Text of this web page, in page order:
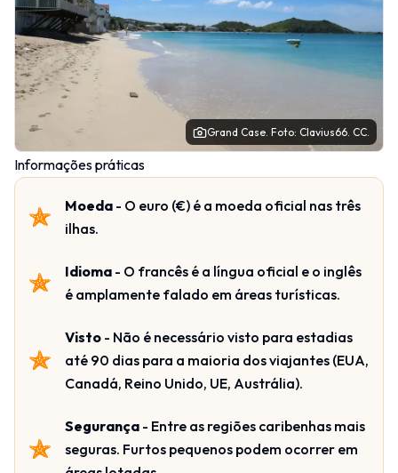
Grand Case. Foto: Clavius66. CC.
Informações práticas
Moeda - O euro (€) é a moeda oficial nas três
ilhas.
Idioma - O francês é a língua oficial e o inglês
é amplamente falado em áreas turísticas.
Visto - Não é necessário visto para estadias
até 90 dias para a maioria dos viajantes (EUA,
Canadá, Reino Unido, UE, Austrália).
Segurança - Entre as regiões caribenhas mais
seguras. Furtos pequenos podem ocorrer em